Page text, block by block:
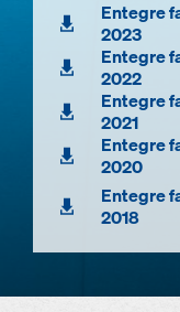
Entegre
2023
Entegre
2022
Entegre
2021
Entegre
2020
Entegre
2018